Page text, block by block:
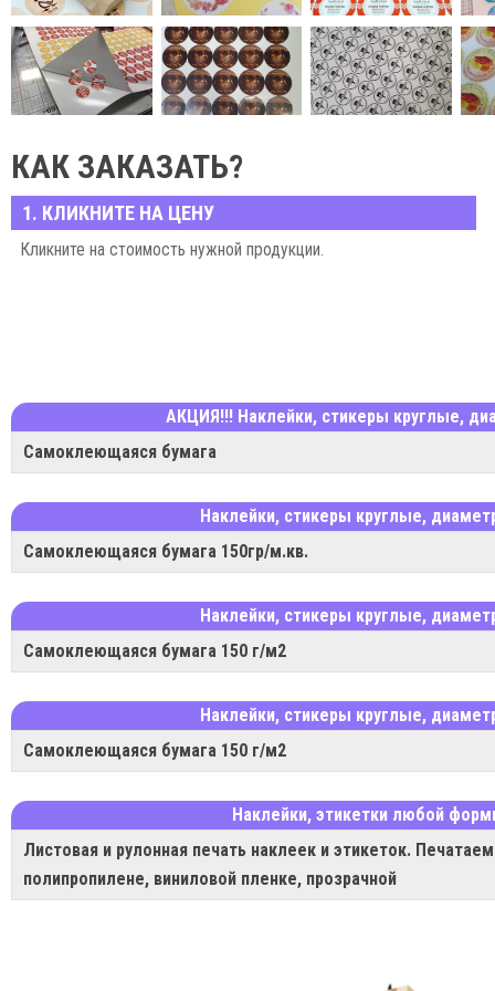
КАК ЗАКАЗАТЬ?
1. КЛИКНИТЕ НА ЦЕНУ
Кликните на стоимость нужной продукции.
АКЦИЯ!!! Наклейки, стикеры круглые,
Самоклеющаяся бумага
Наклейки, стикеры круглые,
Самоклеющаяся бумага 150гр/м.кв.
Наклейки, стикеры круглые,
Самоклеющаяся бумага 150 г/м2
Наклейки, стикеры круглые,
Самоклеющаяся бумага 150 г/м2
Наклейки, этикетки любой
Листовая и рулонная печать наклеек и этикеток.
полипропилене, виниловой пленке, прозрачной